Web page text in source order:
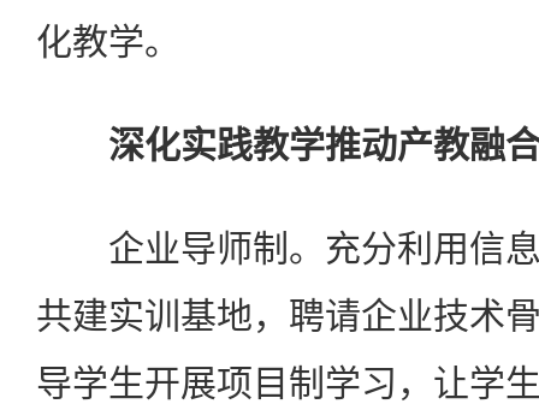
化教学。
深化实践教学推动产教融
企业导师制。充分利用信息
共建实训基地，聘请企业技术
导学生开展项目制学习，让学